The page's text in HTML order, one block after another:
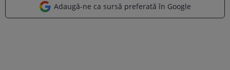
Adaugă-ne ca sursă preferată în Google